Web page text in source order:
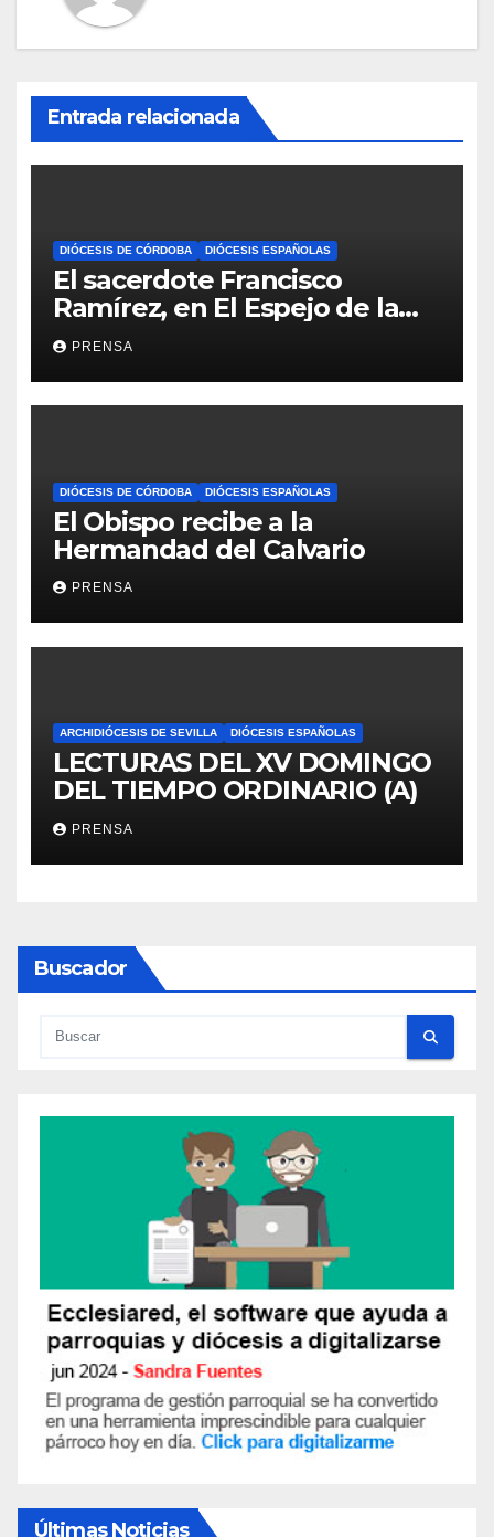
Entrada relacionada
DIÓCESIS DE CÓRDOBA DIÓCESIS ESPAÑOLAS
El sacerdote Francisco
Ramírez, en El Espejo de la
Iglesia
PRENSA
DIÓCESIS DE CÓRDOBA DIÓCESIS ESPAÑOLAS
El Obispo recibe a la
Hermandad del Calvario
PRENSA
ARCHIDIÓCESIS DE SEVILLA DIÓCESIS ESPAÑOLAS
LECTURAS DEL XV DOMINGO
DEL TIEMPO ORDINARIO (A)
PRENSA
Buscador
Últimas Noticias